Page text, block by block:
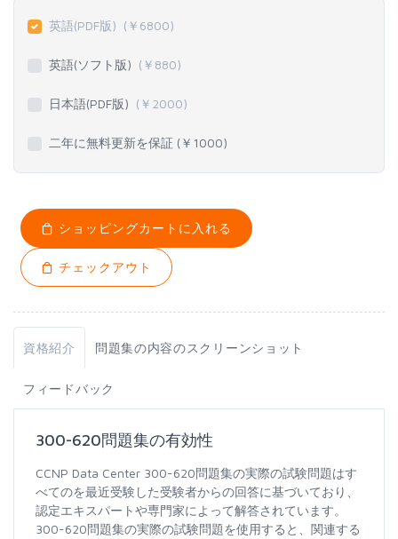
英語(PDF版) (￥ 6800)
英語(ソフト版) (￥ 880)
日本語(PDF版) (￥ 2000)
二年に無料更新を保証 (￥ 1000)
ショッピングカートに入れる
チェックアウト
資格紹介 問題集の内容のスクリーンショット
フィードバック
300-620問題集の有効性
CCNP Data Center 300-620問題集の実際の試験問題はす
べてのを最近受験した受験者からの回答に基づいており、
認定エキスパートや専門家によって解答されています。
300-620問題集の実際の試験問題を使用すると、関連する